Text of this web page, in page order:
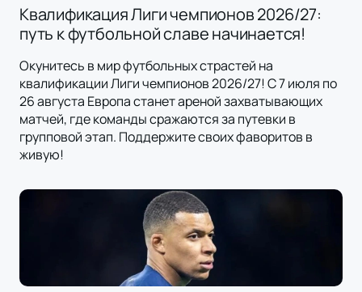
Квалификация Лиги чемпионов 2026/27:
путь к футбольной славе начинается!
Окунитесь в мир футбольных страстей на
квалификации Лиги чемпионов 2026/27! С 7 июля по
26 августа Европа станет ареной захватывающих
матчей, где команды сражаются за путевки в
групповой этап. Поддержите своих фаворитов в
живую!